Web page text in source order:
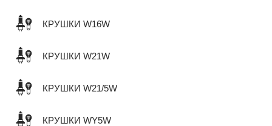
КРУШКИ W16W
КРУШКИ W21W
КРУШКИ W21/5W
КРУШКИ WY5W